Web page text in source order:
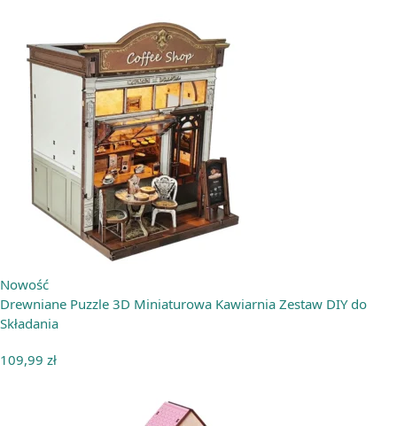
Nowość
Drewniane Puzzle 3D Miniaturowa Kawiarnia Zestaw DIY do
Składania
109,99 zł